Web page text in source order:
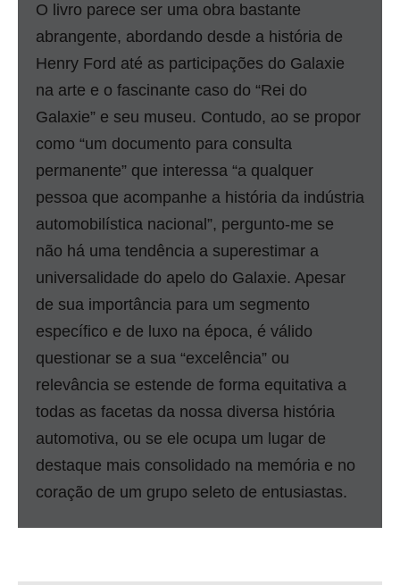
O livro parece ser uma obra bastante
abrangente, abordando desde a história de
Henry Ford até as participações do Galaxie
na arte e o fascinante caso do “Rei do
Galaxie” e seu museu. Contudo, ao se propor
como “um documento para consulta
permanente” que interessa “a qualquer
pessoa que acompanhe a história da indústria
automobilística nacional”, pergunto-me se
não há uma tendência a superestimar a
universalidade do apelo do Galaxie. Apesar
de sua importância para um segmento
específico e de luxo na época, é válido
questionar se a sua “excelência” ou
relevância se estende de forma equitativa a
todas as facetas da nossa diversa história
automotiva, ou se ele ocupa um lugar de
destaque mais consolidado na memória e no
coração de um grupo seleto de entusiastas.